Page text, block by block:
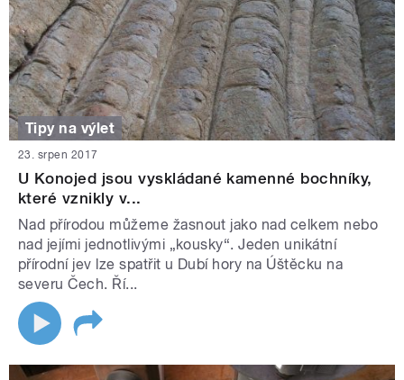
Tipy na výlet
23. srpen 2017
U Konojed jsou vyskládané kamenné bochníky,
které vznikly v...
Nad přírodou můžeme žasnout jako nad celkem nebo
nad jejími jednotlivými „kousky“. Jeden unikátní
přírodní jev lze spatřit u Dubí hory na Úštěcku na
severu Čech. Ří...